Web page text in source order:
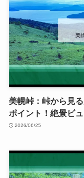
美幌峠：峠から見
ポイント！絶景ビ
2026/06/25